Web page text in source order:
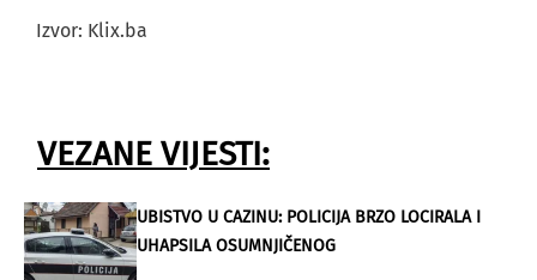
Izvor: Klix.ba
VEZANE VIJESTI:
UBISTVO U CAZINU: POLICIJA BRZO LOCIRALA I
UHAPSILA OSUMNJIČENOG